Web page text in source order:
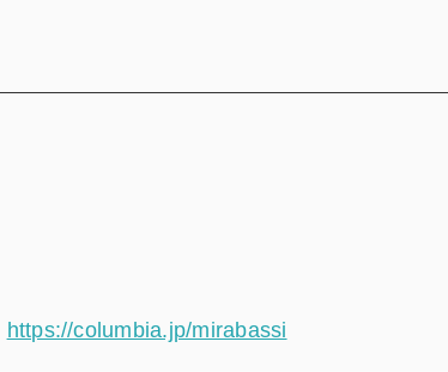
https://columbia.jp/mirabassi